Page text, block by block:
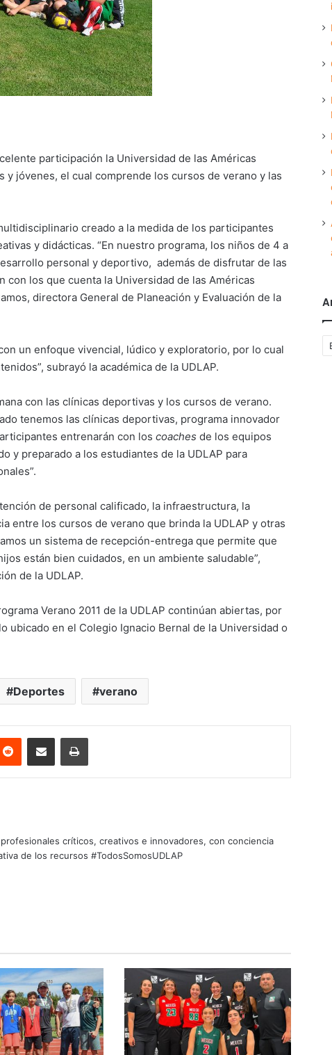
participación la Universidad de las Américas
y jóvenes, el cual comprende los cursos de verano y las
creado a la medida de los participantes
y didácticas. “En nuestro programa, los niños de 4 a
personal y deportivo, además de disfrutar de las
los que cuenta la Universidad de las Américas
directora General de Planeación y Evaluación de la
un enfoque vivencial, lúdico y exploratorio, por lo cual
subrayó la académica de la UDLAP.
con las clínicas deportivas y los cursos de verano.
tenemos las clínicas deportivas, programa innovador
entrenarán con los coaches de los equipos
y preparado a los estudiantes de la UDLAP para
de personal calificado, la infraestructura, la
entre los cursos de verano que brinda la UDLAP y otras
un sistema de recepción-entrega que permite que
están bien cuidados, en un ambiente saludable”,
de la UDLAP.
Verano 2011 de la UDLAP continúan abiertas, por
ubicado en el Colegio Ignacio Bernal de la Universidad o
Deportes verano
Reddit Share via Email Print
críticos, creativos e innovadores, con conciencia
de los recursos #TodosSomosUDLAP